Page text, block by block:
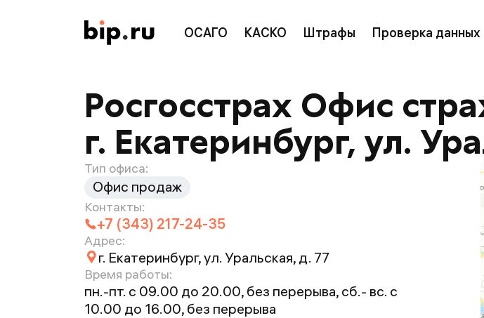
ОСАГО КАСКО Штрафы Проверка данных
Росгосстрах Офис
г. Екатеринбург, ул.
Тип офиса:
Офис продаж
Контакты:
+7 (343) 217-24-35
Адрес:
г. Екатеринбург, ул. Уральская, д. 77
Время работы:
пн.-пт. с 09.00 до 20.00, без перерыва, сб.- вс. с
10.00 до 16.00, без перерыва